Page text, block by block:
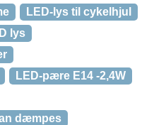
LED-lys til cykelhjul
lys
LED-pære E14 -2,4W
dæmpes